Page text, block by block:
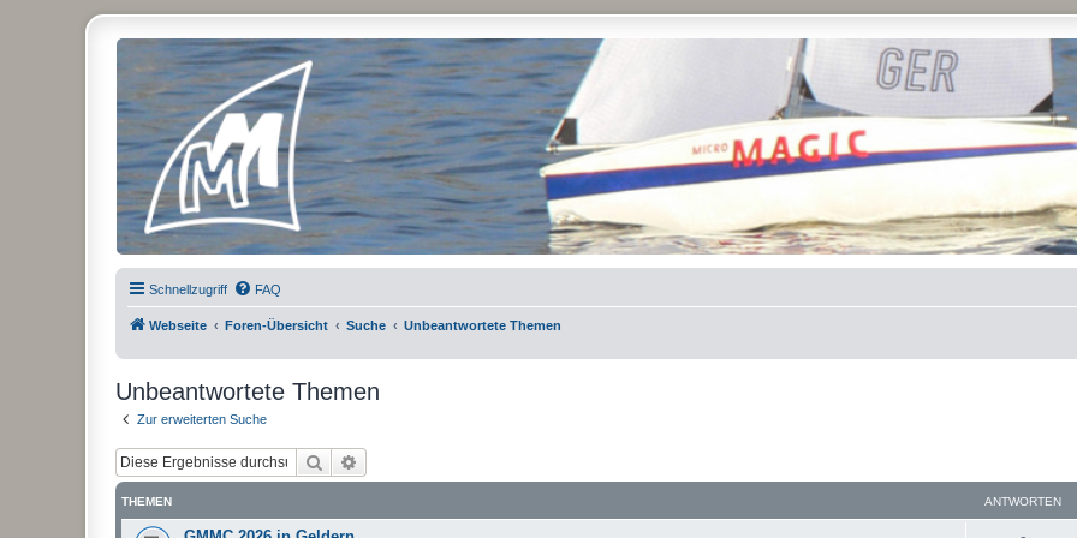
Micro Magic Forum Deutschland
Schnellzugriff FAQ
Webseite Foren-Übersicht Suche Unbeantwortete Themen
Unbeantwortete Themen
Zur erweiterten Suche
Suche
THEMEN ANTWORTEN